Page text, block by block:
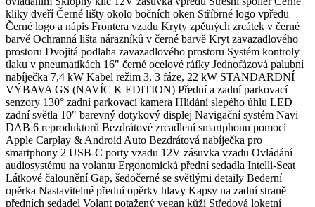
kliky dveří Černé lišty okolo bočních oken Stříbrné logo vpředu
Černé logo a nápis Frontera vzadu Kryty zpětných zrcátek v černé
barvě Ochranná lišta nárazníků v černé barvě Kryt zavazadlového
prostoru Dvojitá podlaha zavazadlového prostoru Systém kontroly
tlaku v pneumatikách 16" černé ocelové ráfky Jednofázová palubní
nabíječka 7,4 kW Kabel režim 3, 3 fáze, 22 kW STANDARDNÍ
VÝBAVA GS (NAVÍC K EDITION) Přední a zadní parkovací
senzory 130° zadní parkovací kamera Hlídání slepého úhlu LED
zadní světla 10" barevný dotykový displej Navigační systém Navi
DAB 6 reproduktorů Bezdrátové zrcadlení smartphonu pomocí
Apple Carplay & Android Auto Bezdrátová nabíječka pro
smartphony 2 USB-C porty vzadu 12V zásuvka vzadu Ovládání
audiosystému na volantu Ergonomická přední sedadla Intelli-Seat
Látkové čalounění Gap, šedočerné se světlými detaily Bederní
opěrka Nastavitelné přední opěrky hlavy Kapsy na zadní straně
předních sedadel Volant potažený vegan kůží Středová loketní